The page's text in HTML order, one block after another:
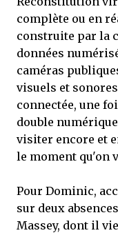
complète ou en
construite par la
données
caméras
visuels et
connectée, une
double
visiter encore et
le moment qu'on
Pour Dominic,
sur deux
Massey, dont il